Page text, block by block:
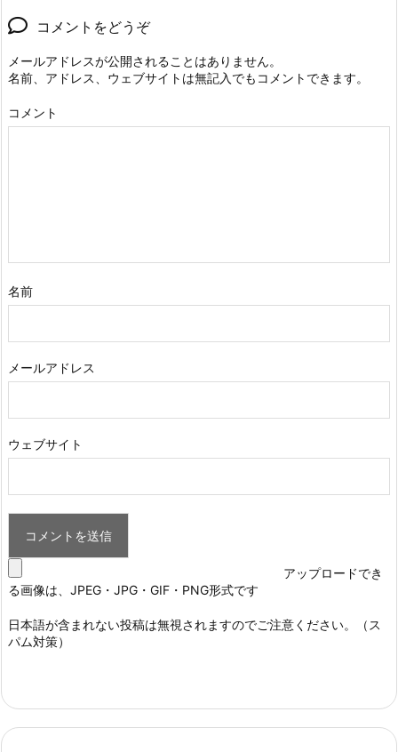
コメントをどうぞ
メールアドレスが公開されることはありません。
名前、アドレス、ウェブサイトは無記入でもコメントできます。
コメント
名前
メールアドレス
ウェブサイト
アップロードでき
る画像は、JPEG・JPG・GIF・PNG形式です
日本語が含まれない投稿は無視されますのでご注意ください。（ス
パム対策）